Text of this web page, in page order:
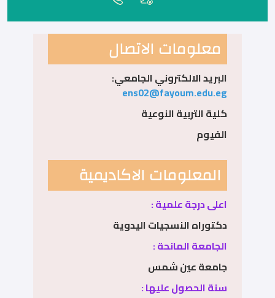
معلومات الاتصال
البريد الالكتروني الجامعي:
ens02@fayoum.edu.eg
كلية التربية النوعية
الفيوم
المعلومات الاكاديمية
اعلى درجة علمية :
دكتوراه النسجيات اليدوية
الجامعة المانحة :
جامعة عين شمس
سنة الحصول عليها :